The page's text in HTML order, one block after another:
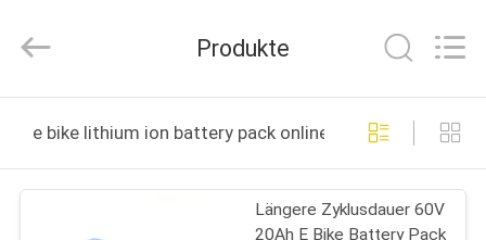
PRODUKTE
technology
Rights
Developed
Produkte
e bike lithium ion battery pack online manufacture
Längere Zyklusdauer 60V
20Ah E Bike Battery Pack